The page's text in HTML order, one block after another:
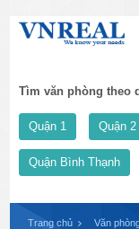
Tìm văn phòng theo
Quận 1 Quận 2
Quận Bình Thạnh
Trang chủ Văn